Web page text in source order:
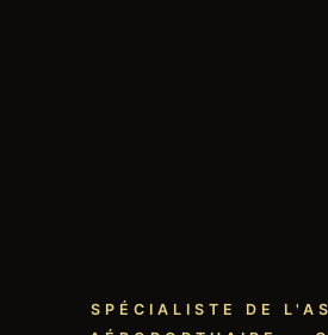
SPÉCIALISTE DE